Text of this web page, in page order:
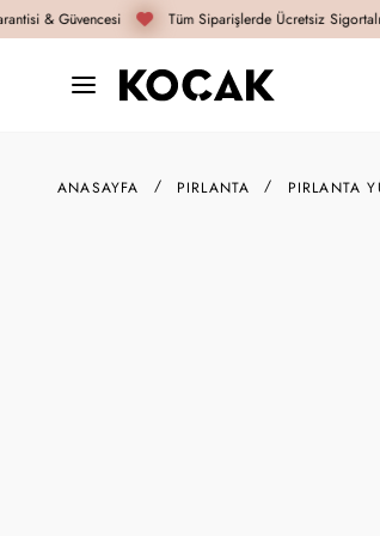
& Güvencesi Tüm Siparişlerde Ücretsiz Sigortalı
ANASAYFA PIRLANTA PIRLANTA